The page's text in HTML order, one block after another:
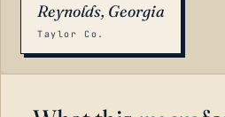
Reynolds, Georgia
Taylor Co.